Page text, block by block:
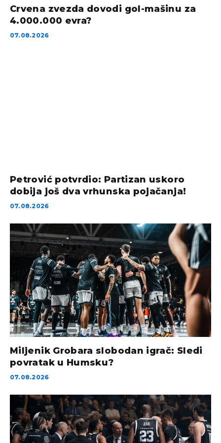
Crvena zvezda dovodi gol-mašinu za
4.000.000 evra?
07.08.2026
Petrović potvrdio: Partizan uskoro
dobija još dva vrhunska pojačanja!
07.08.2026
Miljenik Grobara slobodan igrač: Sledi
povratak u Humsku?
07.08.2026